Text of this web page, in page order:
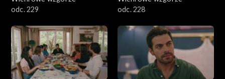
odc. 229
odc. 228